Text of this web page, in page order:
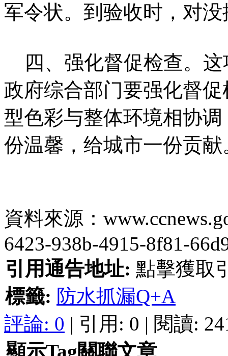
军令状。到验收时，对
四、强化督促检查。这
政府综合部门要强化督
型色彩与整体环境相协
份温馨，给城市一份贡献
資料來源：
6423-938b-4915-8f81-
引用通告地址: 點擊獲取
標籤: 防水抓漏Q+A
評論: 0 | 引用: 0 | 閱讀:
顯示Tag關聯文章